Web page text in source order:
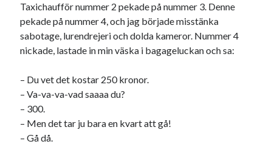
Taxichaufför nummer 2 pekade på nummer 3. Denne
pekade på nummer 4, och jag började misstänka
sabotage, lurendrejeri och dolda kameror. Nummer 4
nickade, lastade in min väska i bagageluckan och sa:
– Du vet det kostar 250 kronor.
– Va-va-va-vad saaaa du?
– 300.
– Men det tar ju bara en kvart att gå!
– Gå då.